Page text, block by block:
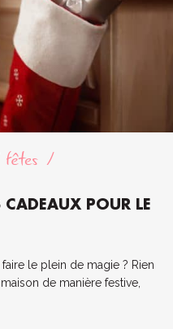
fêtes
CADEAUX POUR LE
le plein de magie ? Rien
de manière festive,